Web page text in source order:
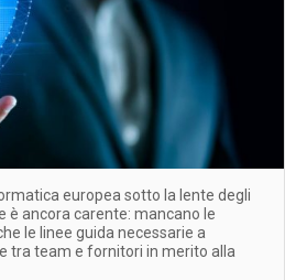
europea sotto la lente degli
è ancora carente: mancano le
le linee guida necessarie a
tra team e fornitori in merito alla